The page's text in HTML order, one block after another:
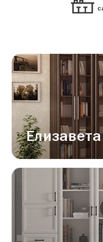
Елизавета